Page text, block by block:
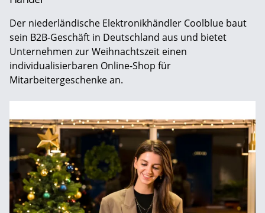
Der niederländische Elektronikhändler Coolblue baut
sein B2B-Geschäft in Deutschland aus und bietet
Unternehmen zur Weihnachtszeit einen
individualisierbaren Online-Shop für
Mitarbeitergeschenke an.